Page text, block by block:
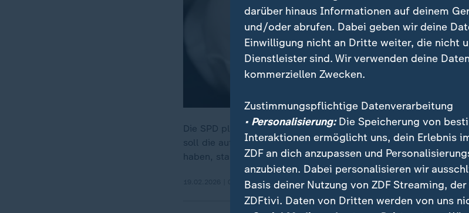
Die SPD plant eine antragslose Auszahlung des Kindergeldes.
soll die automatische Auszahlung zunächst für Neugeborene,
haben, starten.
19.02.2026 | 0:40 min
darüber hinaus Informationen auf deinem
und/oder abrufen. Dabei geben wir deine
Einwilligung nicht an Dritte weiter, die nicht
Dienstleister sind. Wir verwenden deine
kommerziellen Zwecken.
Zustimmungspflichtige Datenverarbeitung
• Personalisierung:Die Speicherung von
Interaktionen ermöglicht uns, dein Erlebnis
ZDF an dich anzupassen und
anzubieten. Dabei personalisieren wir
Basis deiner Nutzung von ZDF Streaming, der
ZDFtivi. Daten von Dritten werden von uns